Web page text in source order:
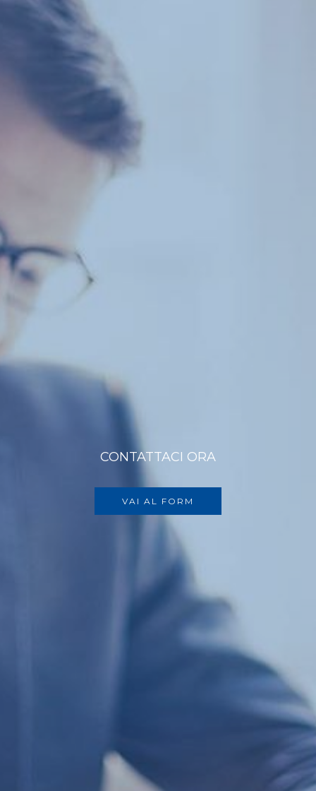
CONTATTACI ORA
VAI AL FORM